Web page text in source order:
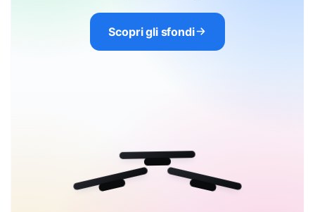
Scopri gli sfondi